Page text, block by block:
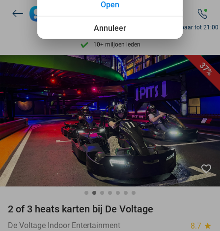
Ontdek 15.000+ deals
7 dagen per week beschikbaar
10+ miljoen leden
9,4 op basis van206.330 reviews
Ontdek 15.000+ deals
7 dagen per week beschikbaar
10+ miljoen leden
Bereikbaar tot 21:00
37%
favorite_border
2 of 3 heats karten bij De Voltage
De Voltage Indoor Entertainment 8.7 star
Annuleer
Open